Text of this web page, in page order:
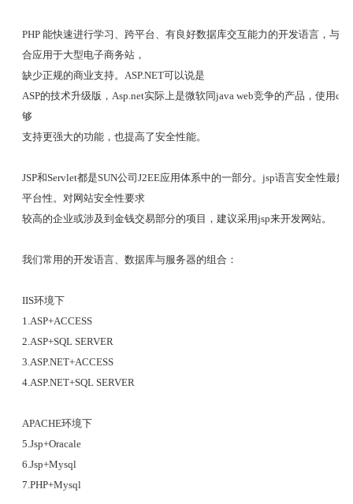
PHP 能快速进行学习、跨平台、有良好数据库交互能力的开发语言，与
合应用于大型电子商务站，
缺少正规的商业支持。 ASP.NET可以说是
ASP的技术升级版，Asp.net实际上是微软同java web竞争的产品，使用c#
够
支持更强大的功能，也提高了安全性能。
JSP和Servlet都是SUN公司J2EE应用体系中的一部分。jsp语言安全性最
平台性。对网站安全性要求
较高的企业或涉及到金钱交易部分的项目，建议采用jsp来开发网站。
我们常用的开发语言、数据库与服务器的组合：
IIS环境下
1.ASP+ACCESS
2.ASP+SQL SERVER
3.ASP.NET+ACCESS
4.ASP.NET+SQL SERVER
APACHE环境下
5.Jsp+Oracale
6.Jsp+Mysql
7.PHP+Mysql